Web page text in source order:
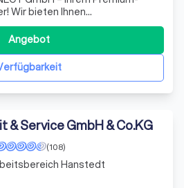
Wir bieten Ihnen
das auf Ihre
abgestimmt ist. Ob als
wir setzen Ihr
und fachgerecht um.
Angebot
& Service GmbH & Co.KG
(108)
Hanstedt